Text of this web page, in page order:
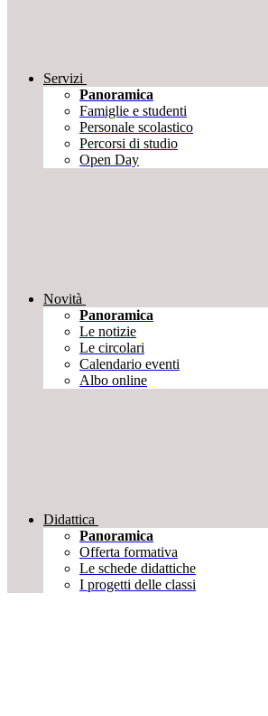
Servizi
Panoramica
Famiglie e studenti
Personale scolastico
Percorsi di studio
Open Day
Novità
Panoramica
Le notizie
Le circolari
Calendario eventi
Albo online
Didattica
Panoramica
Offerta formativa
Le schede didattiche
I progetti delle classi